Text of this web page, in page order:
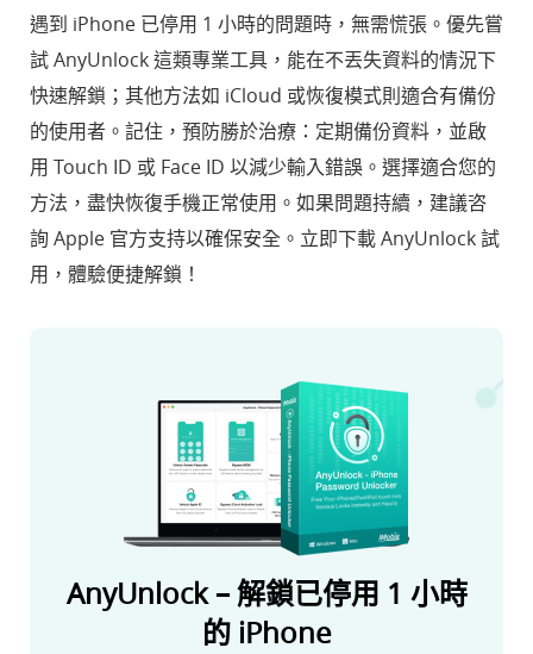
遇到 iPhone 已停用 1 小時的問題時，無需慌張。優先嘗
試 AnyUnlock 這類專業工具，能在不丟失資料的情況下
快速解鎖；其他方法如 iCloud 或恢復模式則適合有備份
的使用者。記住，預防勝於治療：定期備份資料，並啟
用 Touch ID 或 Face ID 以減少輸入錯誤。選擇適合您的
方法，盡快恢復手機正常使用。如果問題持續，建議咨
詢 Apple 官方支持以確保安全。立即下載 AnyUnlock 試
用，體驗便捷解鎖！
AnyUnlock – 解鎖已停用 1 小時
的 iPhone